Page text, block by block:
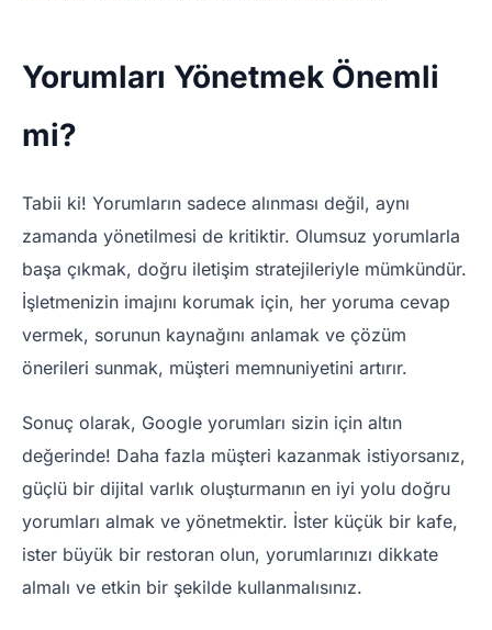
Yorumları Yönetmek Önemli
mi?
Tabii ki! Yorumların sadece alınması değil, aynı
zamanda yönetilmesi de kritiktir. Olumsuz yorumlarla
başa çıkmak, doğru iletişim stratejileriyle mümkündür.
İşletmenizin imajını korumak için, her yoruma cevap
vermek, sorunun kaynağını anlamak ve çözüm
önerileri sunmak, müşteri memnuniyetini artırır.
Sonuç olarak, Google yorumları sizin için altın
değerinde! Daha fazla müşteri kazanmak istiyorsanız,
güçlü bir dijital varlık oluşturmanın en iyi yolu doğru
yorumları almak ve yönetmektir. İster küçük bir kafe,
ister büyük bir restoran olun, yorumlarınızı dikkate
almalı ve etkin bir şekilde kullanmalısınız.